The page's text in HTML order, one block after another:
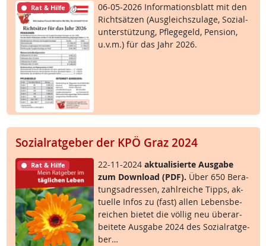
Rat & Hilfe
06-05-2026 In­for­ma­ti­ons­blatt mit den
Richt­sät­zen (Aus­g­leichs­zu­la­ge, So­zial­
un­ter­stüt­zung, Pf­le­ge­geld, Pen­si­on,
u.v.m.) für das Jahr 2026.
Sozialratgeber der KPÖ Graz 2024
Rat & Hilfe 22-11-2024 ak­tua­li­sier­te Aus­ga­be
zum Down­load (PDF). Über 650 Be­ra­
tungsadres­sen, zahl­rei­che Tipps, ak­
tu­el­le In­fos zu (fast) al­len Le­bens­be­
rei­chen bie­tet die völ­lig neu über­ar­
bei­te­te Aus­ga­be 2024 des So­zial­rat­ge­
ber…